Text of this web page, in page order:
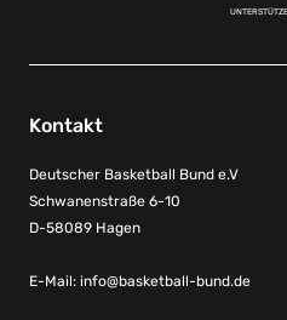
Kontakt
Deutscher Basketball Bund e.V
Schwanenstraße 6-10
D-58089 Hagen
E-Mail: info@basketball-bund.de